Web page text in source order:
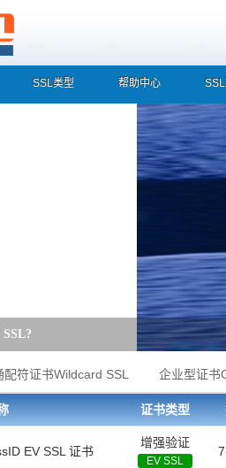
SSL类型 帮助中心
业/组织身份，防止假冒/诈骗/钓鱼网站 数据
验证所属组织/企业域名管理权限 浏览器地
辨网站是否属于该企业/机构，假冒网站无所
配符证书Wildcard SSL 企业型证书
证书类型
EV SSL 证书
增强验证
EV SSL